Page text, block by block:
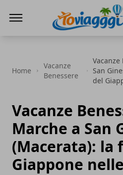
Home
Vacanze
Benessere
San
del
Vacanze
Marche a San
(Macerata): la
Giappone